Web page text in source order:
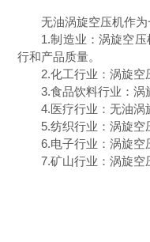
无油涡旋空压机作为一
1.制造业：涡旋空压机
行和产品质量。
2.化工行业：涡旋空压
3.食品饮料行业：涡旋
4.医疗行业：无油涡旋
5.纺织行业：涡旋空压
6.电子行业：涡旋空压
7.矿山行业：涡旋空压